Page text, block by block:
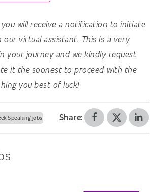
will receive a notification to initiate
our virtual assistant. This is a very
your journey and we kindly request
it the soonest to proceed with the
you best of luck!
Speaking jobs Share: